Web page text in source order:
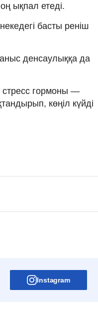
ықпал етеді.
басты реніш
денсаулыққа да
стресс гормоны —
көңіл күйді
Instagram